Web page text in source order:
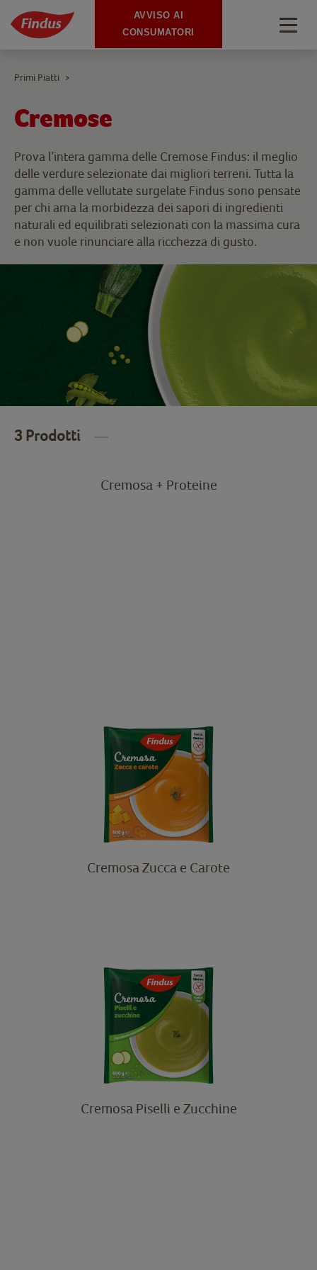
Cremose
Prova l’intera gamma delle Cremose Findus: il meglio
delle verdure selezionate dai migliori terreni. Tutta la
gamma delle vellutate surgelate Findus sono pensate
per chi ama la morbidezza dei sapori di ingredienti
naturali ed equilibrati selezionati con la massima cura
e non vuole rinunciare alla ricchezza di gusto.
Primi Piatti >
3 Prodotti
Cremosa + Proteine
Cremosa Zucca e Carote
Cremosa Piselli e Zucchine
AVVISO AI
CONSUMATORI